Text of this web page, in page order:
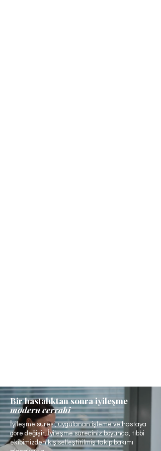
Bir hastalıktan sonra iyileşme
modern cerrahi
İyileşme süresi, uygulanan işleme ve hastaya
göre değişir. İyileşme süreciniz boyunca, tıbbi
ekibimizden kişiselleştirilmiş takip bakımı